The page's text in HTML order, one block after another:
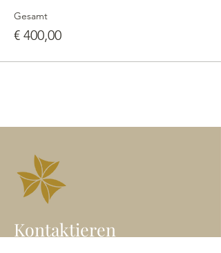
Gesamt
€ 400,00
Kontaktieren